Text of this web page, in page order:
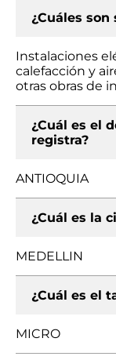
¿Cuáles
Instalaciones
calefacción y
otras obras de
¿Cuál es el
registra?
ANTIOQUIA
¿Cuál es la
MEDELLIN
¿Cuál es el
MICRO